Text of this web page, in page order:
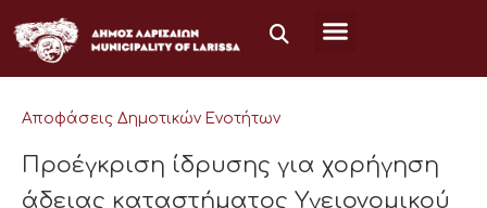
στο
περιεχόμενο
Αποφάσεις Δημοτικών Ενοτήτων
Προέγκριση ίδρυσης για χορήγηση
άδειας καταστήματος Υγειονομικού